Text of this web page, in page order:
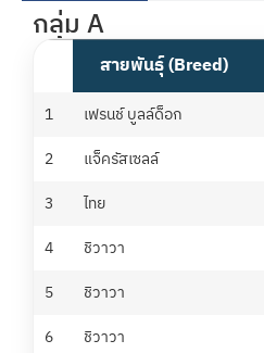
กลุ่ม A
สายพันธุ์ (Breed)
1 เฟรนช์ บูลล์ด็อก
2
แจ็ครัสเซลล์
3
ไทย
4
ชิวาวา
5
ชิวาวา
6
ชิวาวา